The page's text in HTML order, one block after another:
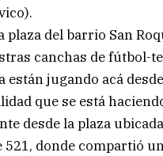
plaza del barrio San
canchas de fútbol-
están jugando acá
que se está
desde la plaza
521, donde compartió